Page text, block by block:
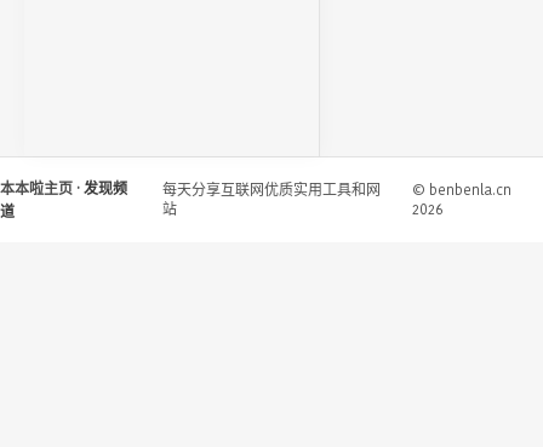
本本啦主页 · 发现频
道
每天分享互联网优质实用工具和网
站
© benbenla.cn
2026